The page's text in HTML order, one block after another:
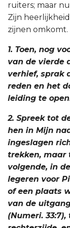
Éfeze
Kolossenzen
1
2
1 Timótheüs
2 Timótheüs
Titus
Filémon
ruiters; maar
Zijn
zijnen omkomt.
1. Toen, nog
van de vierde
verhief, sprak
reden en het
leiding te
2. Spreek tot
hen in Mijn
ingeslagen
trekken, maar
volgende, in
legeren voor
of een plaats
van de
(Numeri.